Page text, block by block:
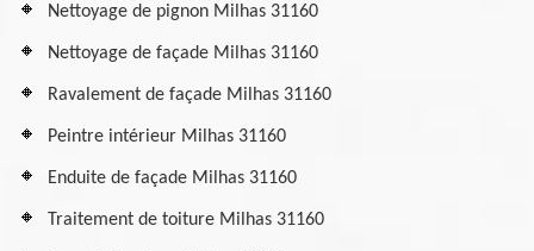
Nettoyage de pignon Milhas 31160
Nettoyage de façade Milhas 31160
Ravalement de façade Milhas 31160
Peintre intérieur Milhas 31160
Enduite de façade Milhas 31160
Traitement de toiture Milhas 31160